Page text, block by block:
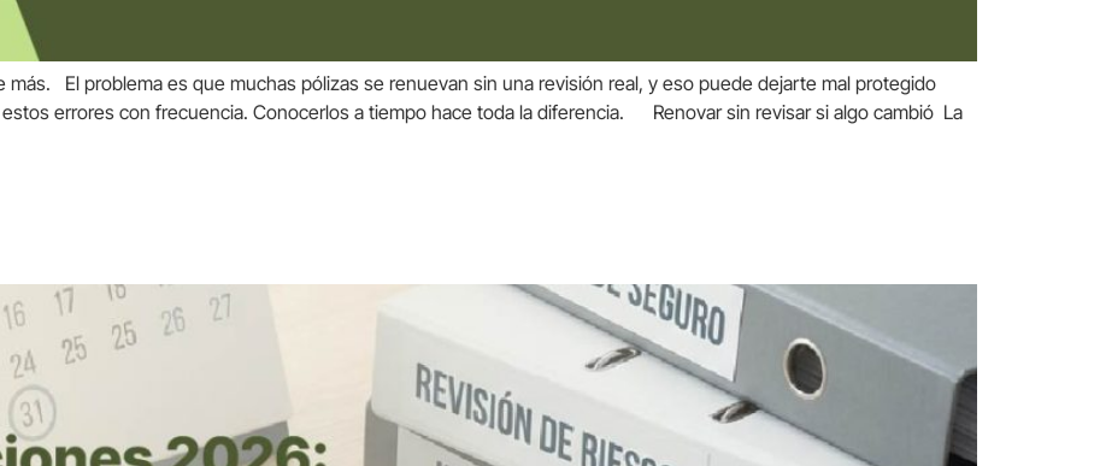
El problema es que muchas pólizas se renuevan sin una revisión real, y eso puede dejarte mal protegido
errores con frecuencia. Conocerlos a tiempo hace toda la diferencia. Renovar sin revisar si algo cambió La